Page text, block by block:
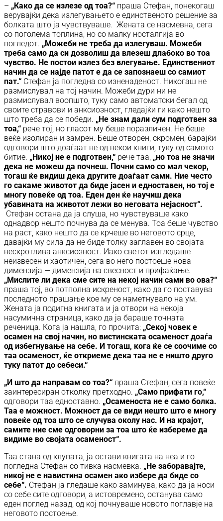
– „Како да се излезе од тоа?“ праша Стефан, понекогаш
верувајќи дека излегувањето е единственото решение за
болката што ја чувствуваше. Жената се насмевна, сега
со поголема топлина, но со малку носталгија во
погледот. „Можеби не треба да излегуваш. Можеби
треба само да си дозволиш да влезеш длабоко во тоа
чувство. Не постои излез без влегување. Единствениот
начин да се најде патот е да се запознаеш со самиот
пат.“ Стефан ја погледна со изненаденост. Никогаш не
размислувал на тој начин. Можеби дури ни не
размислувал воопшто, туку само автоматски бегал од
своите стравови и анксиозност, гледајќи ги како нешто
што треба да се победи. „Не знам дали сум подготвен за
тоа,“ рече тој, но гласот му беше поразличен. Не беше
веќе изолиран и замрен. Беше отворен, скромен, барајќи
одговори што доаѓаат не од некои книги, туку од самото
битие. „Никој не е подготвен,“ рече таа, „но тоа не значи
дека не можеш да почнеш. Почни само со мал чекор,
тогаш ќе видиш дека другите доаѓаат сами. Ние често
го сакаме животот да биде јасен и едноставен, но тој е
многу повеќе од тоа. Еден ден ќе научиш дека
убавината на животот лежи во неговата нејасност“.
Стефан остана да ја слуша, но чувствуваше како
однадвор нешто почнува да се менува. Тоа беше чувство
на раст, како нешто да се крчеше во неговото срце,
давајќи му сила да не биде толку заглавен во својата
нескротлива анксиозност. Иако светот изгледаше
неизвесен и хаотичен, сега во него постоеше нова
димензија — димензија на свесност и прифаќање.
„Мислите ли дека сме сите на некој начин сами во ова?“
праша тој, во потполна искреност, како да го поставува
последното прашање кое му се наметнувало на ум.
Жената ја подигна книгата и ја отвори на некоја
насумична страница, како да ја бараше точната
реченица. Кога ја нашла, го прочита: „Секој човек е
осамен на свој начин, но вистинската осаменост доаѓа
од избегнување на себе. И тогаш, кога ќе се соочиме со
таа осаменост, ќе откриеме дека таа не е ништо друго
туку патот до себеси.“
„И што да направам со тоа?“ праша Стефан, сега повеќе
заинтересиран отколку претходно. „Само прифати го,“
одговори таа едноставно. „Осаменоста не е само болка.
Таа е можност. Можност да се види нешто што е многу
повеќе од тоа што се случува околу нас. И на крајот,
самите ние сме одговорни за тоа што ќе избереме да
видиме во својата осаменост“.
Таа стана од клупата, ја остави книгата на неа и го
погледна Стефан со тивка насмевка. „Не заборавајте,
никој не е навистина осамен ако избере да биде со
себе“. Стефан ја гледаше како заминува, како да ја носи
со себе сите одговори, а истовремено, останува само
еден поглед назад, од кој почнуваше новото поглавје на
неговото постоење.